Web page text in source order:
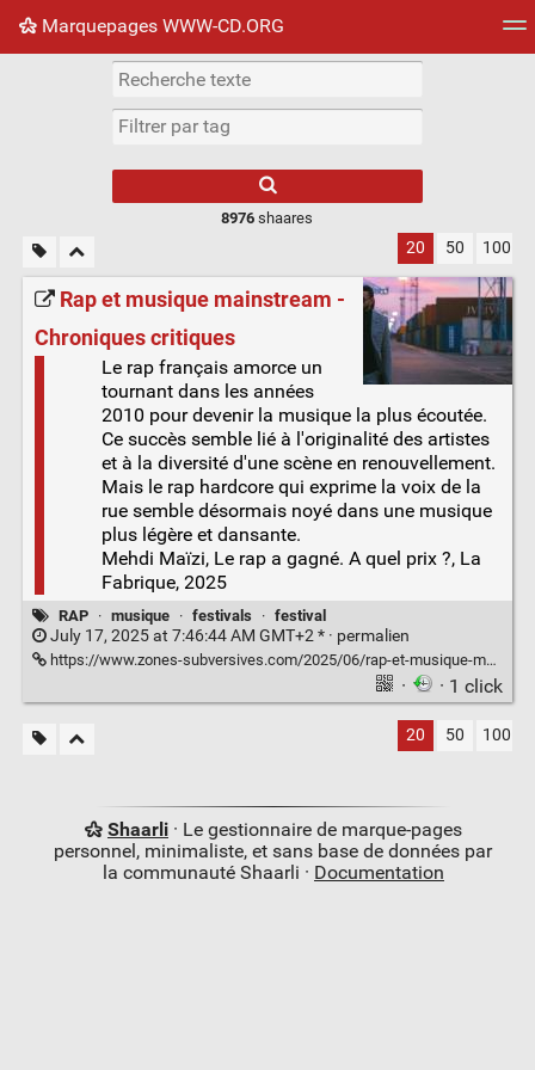
Marquepages WWW-CD.ORG
Nuage de tags Mur d'images
8976 shaares
20 50 100
Rap et musique mainstream -
Chroniques critiques
Le rap français amorce un
tournant dans les années
2010 pour devenir la musique la plus écoutée.
Ce succès semble lié à l'originalité des artistes
et à la diversité d'une scène en renouvellement.
Mais le rap hardcore qui exprime la voix de la
rue semble désormais noyé dans une musique
plus légère et dansante.
Mehdi Maïzi, Le rap a gagné. A quel prix ?, La
Fabrique, 2025
RAP · musique · festivals · festival
July 17, 2025 at 7:46:44 AM GMT+2 * · permalien
https://www.zones-subversives.com/2025/06/rap-et-musique-mainstream.html
· · 1 click
20 50 100
Shaarli· Le gestionnaire de marque-pages
personnel, minimaliste, et sans base de données par
la communauté Shaarli · Documentation